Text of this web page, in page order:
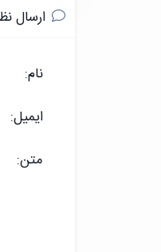
ارسال
نام:
ایمیل:
متن: